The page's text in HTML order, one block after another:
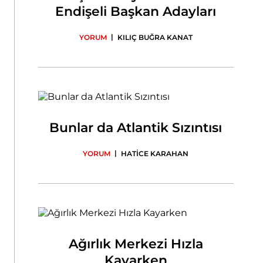
Endişeli Başkan Adayları
YORUM | KILIÇ BUĞRA KANAT
Bunlar da Atlantik Sızıntısı
YORUM | HATİCE KARAHAN
Ağırlık Merkezi Hızla